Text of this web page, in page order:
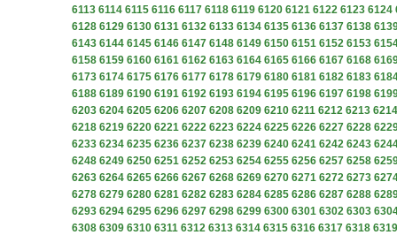
6113 6114 6115 6116 6117 6118 6119 6120 6121 6122 6123 6124
6128 6129 6130 6131 6132 6133 6134 6135 6136 6137 6138
6143 6144 6145 6146 6147 6148 6149 6150 6151 6152 6153
6158 6159 6160 6161 6162 6163 6164 6165 6166 6167 6168
6173 6174 6175 6176 6177 6178 6179 6180 6181 6182 6183
6188 6189 6190 6191 6192 6193 6194 6195 6196 6197 6198
6203 6204 6205 6206 6207 6208 6209 6210 6211 6212 6213 6214
6218 6219 6220 6221 6222 6223 6224 6225 6226 6227 6228
6233 6234 6235 6236 6237 6238 6239 6240 6241 6242 6243
6248 6249 6250 6251 6252 6253 6254 6255 6256 6257 6258
6263 6264 6265 6266 6267 6268 6269 6270 6271 6272 6273
6278 6279 6280 6281 6282 6283 6284 6285 6286 6287 6288
6293 6294 6295 6296 6297 6298 6299 6300 6301 6302 6303
6308 6309 6310 6311 6312 6313 6314 6315 6316 6317 6318 6319